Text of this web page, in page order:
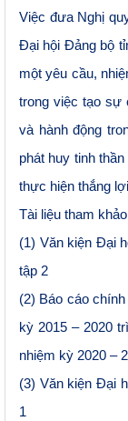
Việc đưa Nghị
Đại hội Đảng bộ
một yêu cầu,
trong việc tạo sự
và hành động
phát huy tinh
thực hiện thắng
Tài liệu tham
(1) Văn kiện Đại
tập 2
(2) Báo cáo
kỳ 2015 – 2020
nhiệm kỳ 2020 –
(3) Văn kiện Đại
1